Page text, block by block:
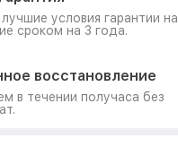
условия гарантии на
сроком на 3 года.
восстановление
в течении получаса без